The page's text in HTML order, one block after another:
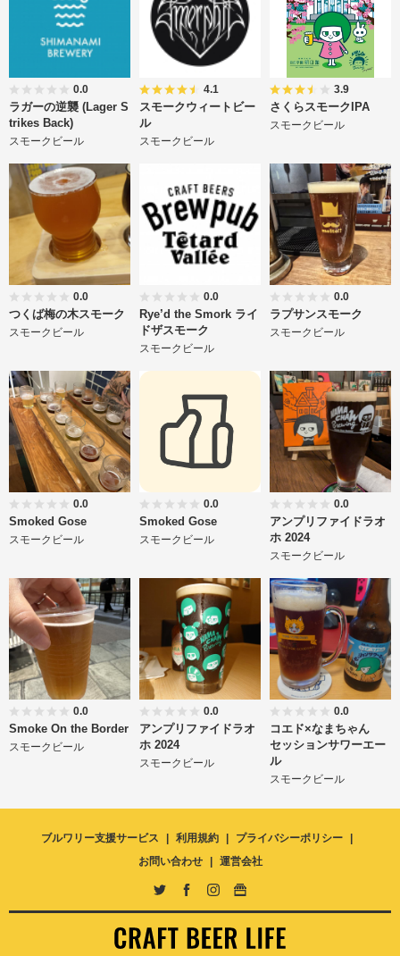
0.0
ラガーの逆襲 (Lager S
trikes Back)
スモークビール
4.1
スモークウィートビー
ル
スモークビール
3.9
さくらスモークIPA
スモークビール
0.0
つくば梅の木スモーク
スモークビール
0.0
Rye’d the Smork ライ
ドザスモーク
スモークビール
0.0
ラプサンスモーク
スモークビール
0.0
Smoked Gose
スモークビール
0.0
Smoked Gose
スモークビール
0.0
アンプリファイドラオ
ホ 2024
スモークビール
0.0
Smoke On the Border
スモークビール
0.0
アンプリファイドラオ
ホ 2024
スモークビール
0.0
コエド×なまちゃん
セッションサワーエー
ル
スモークビール
ブルワリー支援サービス 利用規約
プライバシーポリシー
お問い合わせ
運営会社